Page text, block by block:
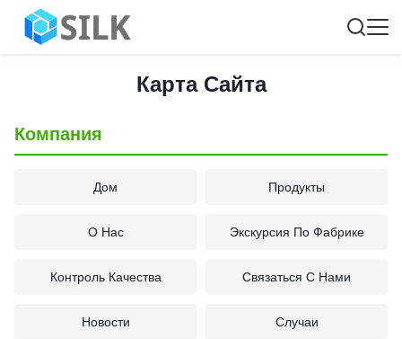
Карта Сайта
Компания
Дом Продукты
О Нас Экскурсия По Фабрике
Контроль Качества Связаться С Нами
Новости Случаи